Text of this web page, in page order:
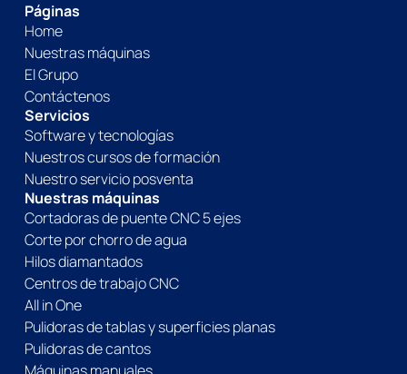
Páginas
Home
Nuestras máquinas
El Grupo
Contáctenos
Servicios
Software y tecnologías
Nuestros cursos de formación
Nuestro servicio posventa
Nuestras máquinas
Cortadoras de puente CNC 5 ejes
Corte por chorro de agua
Hilos diamantados
Centros de trabajo CNC
All in One
Pulidoras de tablas y superficies planas
Pulidoras de cantos